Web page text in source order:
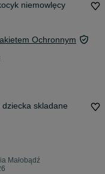
niemowlęcy
Ochronnym
skladane
Małobądź